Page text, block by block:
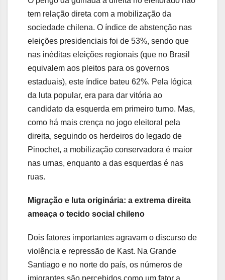
tem relação direta com a mobilização da
sociedade chilena. O índice de abstenção nas
eleições presidenciais foi de 53%, sendo que
nas inéditas eleições regionais (que no Brasil
equivalem aos pleitos para os governos
estaduais), este índice bateu 62%. Pela lógica
da luta popular, era para dar vitória ao
candidato da esquerda em primeiro turno. Mas,
como há mais crença no jogo eleitoral pela
direita, seguindo os herdeiros do legado de
Pinochet, a mobilização conservadora é maior
nas urnas, enquanto a das esquerdas é nas
ruas.
Migração e luta originária: a extrema direita
ameaça o tecido social chileno
Dois fatores importantes agravam o discurso de
violência e repressão de Kast. Na Grande
Santiago e no norte do país, os números de
imigrantes são percebidos como um fator a